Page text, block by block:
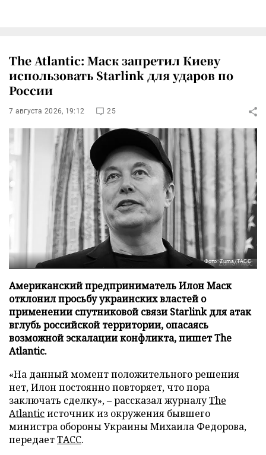
The Atlantic: Маск запретил Киеву
использовать Starlink для ударов по
России
7 августа 2026, 19:12 25
Фото: Zuma/ТАСС
Американский предприниматель Илон Маск
отклонил просьбу украинских властей о
применении спутниковой связи Starlink для атак
вглубь российской территории, опасаясь
возможной эскалации конфликта, пишет The
Atlantic.
«На данный момент положительного решения
нет, Илон постоянно повторяет, что пора
заключать сделку», – рассказал журналуThe
Atlanticисточник из окружения бывшего
министра обороны Украины Михаила Федорова,
передаетТАСС.